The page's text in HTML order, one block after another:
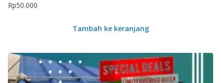
Rp50.000
Tambah ke keranjang